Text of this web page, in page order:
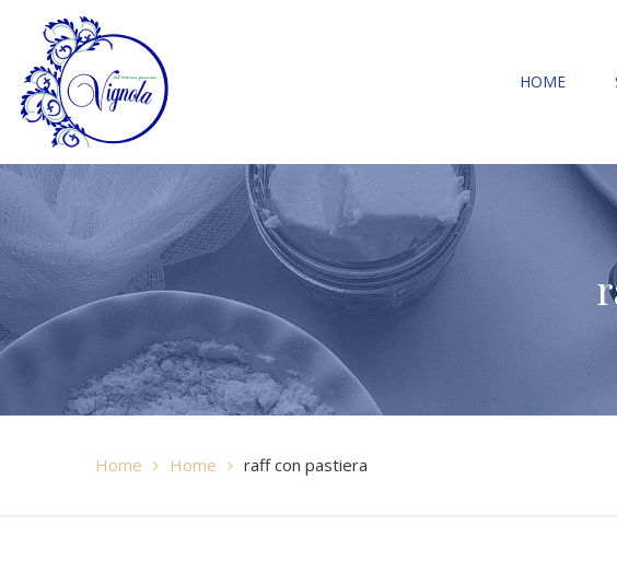
HOME
Home Home raff con pastiera